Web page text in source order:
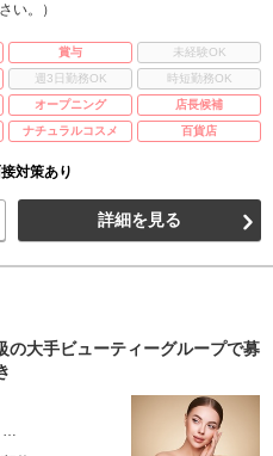
い。）
賞与
未経験OK
週3日勤務OK
時短勤務OK
オープニング
店長候補
ナチュラルコスメ 百貨店
対策あり
詳細を見る
の大手ビューティーグループで募
…